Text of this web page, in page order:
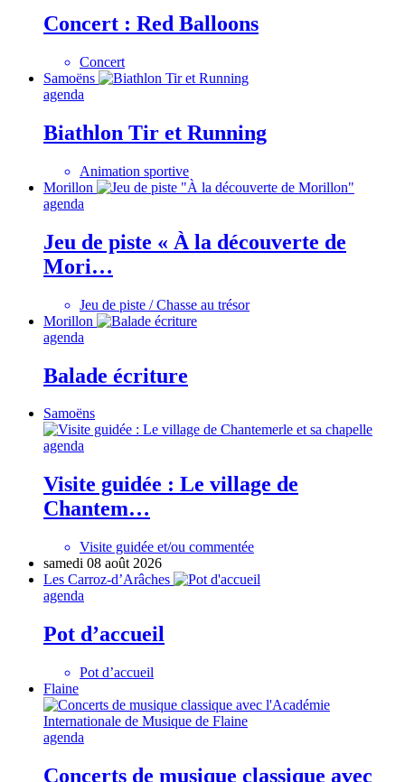
Concert : Red Balloons
Concert
Samoëns
agenda
Biathlon Tir et Running
Animation sportive
Morillon
agenda
Jeu de piste « À la découverte de
Mori…
Jeu de piste / Chasse au trésor
Morillon
agenda
Balade écriture
Samoëns
agenda
Visite guidée : Le village de
Chantem…
Visite guidée et/ou commentée
samedi 08 août 2026
Les Carroz-d’Arâches
agenda
Pot d’accueil
Pot d’accueil
Flaine
agenda
Concerts de musique classique avec